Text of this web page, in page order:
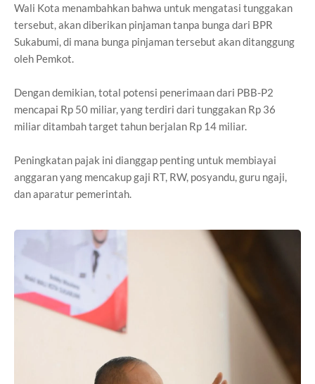
Wali Kota menambahkan bahwa untuk mengatasi tunggakan
tersebut, akan diberikan pinjaman tanpa bunga dari BPR
Sukabumi, di mana bunga pinjaman tersebut akan ditanggung
oleh Pemkot.
Dengan demikian, total potensi penerimaan dari PBB-P2
mencapai Rp 50 miliar, yang terdiri dari tunggakan Rp 36
miliar ditambah target tahun berjalan Rp 14 miliar.
Peningkatan pajak ini dianggap penting untuk membiayai
anggaran yang mencakup gaji RT, RW, posyandu, guru ngaji,
dan aparatur pemerintah.